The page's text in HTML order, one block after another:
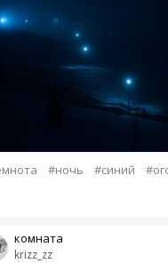
#ночь #синий
krizz_zz
комната